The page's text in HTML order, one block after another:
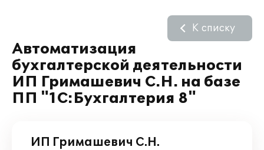
Автоматизация
бухгалтерской деятельности
ИП Гримашевич С.Н. на базе
ПП "1С:Бухгалтерия 8"
К списку
ИП Гримашевич С.Н.